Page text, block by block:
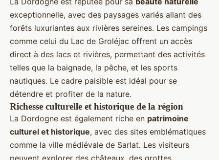
exceptionnelle, avec des paysages variés allant des
forêts luxuriantes aux rivières sereines. Les campings
comme celui du Lac de Groléjac offrent un accès
direct à des lacs et rivières, permettant des activités
telles que la baignade, la pêche, et les sports
nautiques. Le cadre paisible est idéal pour se
détendre et profiter de la nature.
Richesse culturelle et historique de la région
La Dordogne est également riche en patrimoine
culturel et historique, avec des sites emblématiques
comme la ville médiévale de Sarlat. Les visiteurs
peuvent explorer des châteaux, des grottes